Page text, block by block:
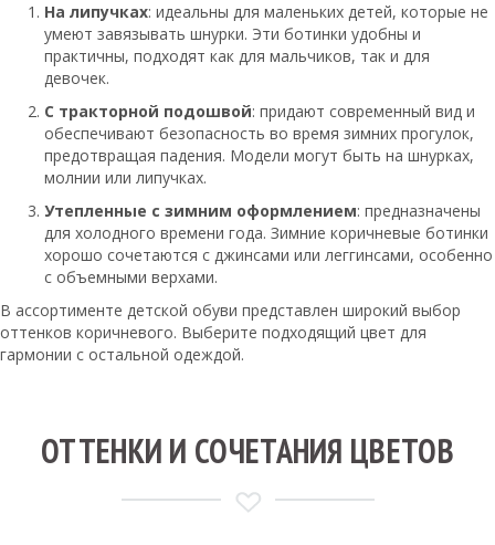
На липучках: идеальны для маленьких детей, которые не
умеют завязывать шнурки. Эти ботинки удобны и
практичны, подходят как для мальчиков, так и для
девочек.
С тракторной подошвой: придают современный вид и
обеспечивают безопасность во время зимних прогулок,
предотвращая падения. Модели могут быть на шнурках,
молнии или липучках.
Утепленные с зимним оформлением: предназначены
для холодного времени года. Зимние коричневые ботинки
хорошо сочетаются с джинсами или леггинсами, особенно
с объемными верхами.
В ассортименте детской обуви представлен широкий выбор
оттенков коричневого. Выберите подходящий цвет для
гармонии с остальной одеждой.
ОТТЕНКИ И СОЧЕТАНИЯ ЦВЕТОВ